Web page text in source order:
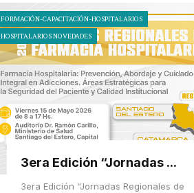
FORMACIÓN-CAPACITACIÓN-HOSPITALARIOS
HOSPITALARIOS NOVEDADES
3era Edición “Jornadas ...
3era Edición “Jornadas Regionales de